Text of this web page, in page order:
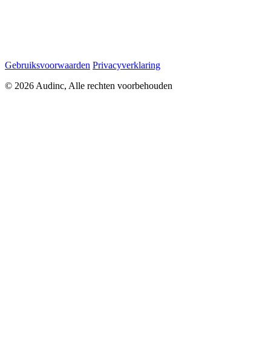
Gebruiksvoorwaarden Privacyverklaring
© 2026 Audinc, Alle rechten voorbehouden